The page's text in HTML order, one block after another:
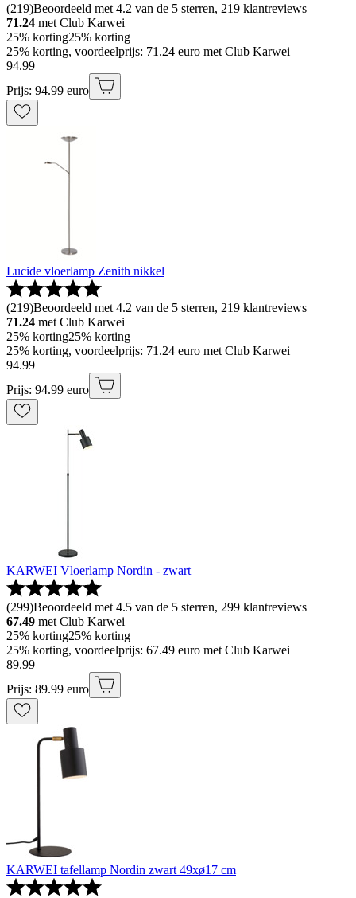
(219)Beoordeeld met 4.2 van de 5 sterren, 219 klantreviews
71.24 met Club Karwei
25% korting25% korting
25% korting, voordeelprijs: 71.24 euro met Club Karwei
94.99
Prijs: 94.99 euro
Lucide vloerlamp Zenith nikkel
(219)Beoordeeld met 4.2 van de 5 sterren, 219 klantreviews
71.24 met Club Karwei
25% korting25% korting
25% korting, voordeelprijs: 71.24 euro met Club Karwei
94.99
Prijs: 94.99 euro
KARWEI Vloerlamp Nordin - zwart
(299)Beoordeeld met 4.5 van de 5 sterren, 299 klantreviews
67.49 met Club Karwei
25% korting25% korting
25% korting, voordeelprijs: 67.49 euro met Club Karwei
89.99
Prijs: 89.99 euro
KARWEI tafellamp Nordin zwart 49xø17 cm